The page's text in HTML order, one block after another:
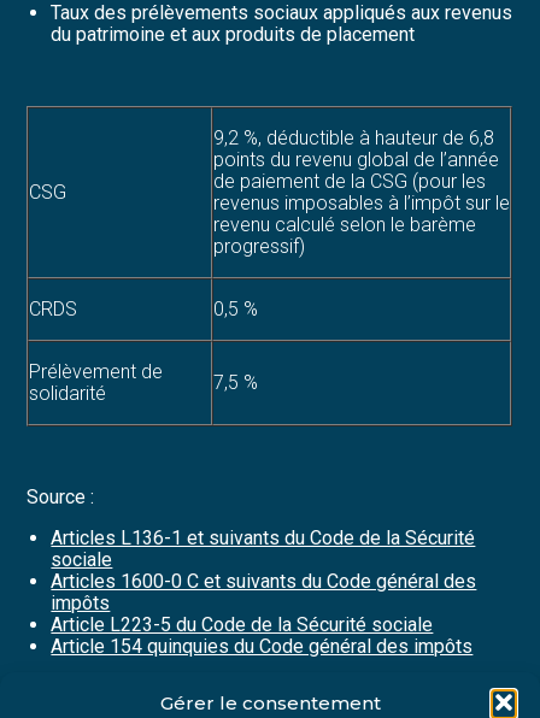
Gérer le consentement
Taux des prélèvements sociaux appliqués aux revenus
du patrimoine et aux produits de placement
CSG
9,2 %, déductible à hauteur de 6,8
points du revenu global de l’année
de paiement de la CSG (pour les
revenus imposables à l’impôt sur le
revenu calculé selon le barème
progressif)
CRDS 0,5 %
Prélèvement de
solidarité
7,5 %
Source :
Articles L136-1 et suivants du Code de la Sécurité
sociale
Articles 1600-0 C et suivants du Code général des
impôts
Article L223-5 du Code de la Sécurité sociale
Article 154 quinquies du Code général des impôts